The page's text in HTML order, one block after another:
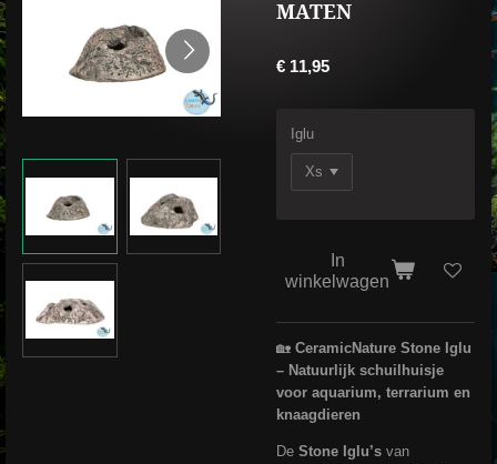
MATEN
€ 11,95
Iglu
In
winkelwagen
🏡 CeramicNature Stone Iglu
– Natuurlijk schuilhuisje
voor aquarium, terrarium en
knaagdieren
De Stone Iglu’s van